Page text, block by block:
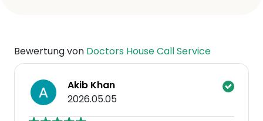
Bewertung von Doctors House Call Service
Akib Khan
2026.05.05